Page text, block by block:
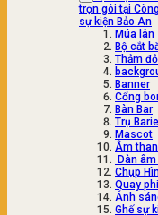
trọn gói tại
sự kiện Bảo An
Múa lân
Bộ cắt
Thảm
Banner
Cổng
Bàn Bar
Trụ
Mascot
Âm
Dàn
Chụp
Quay
Ánh
Ghế sự